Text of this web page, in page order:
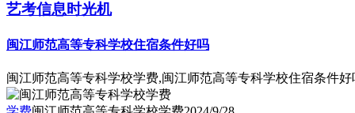
艺考信息时光机
闽江师范高等专科学校住宿条件好吗
闽江师范高等专科学校学费,闽江师范高等专科学校住宿条件好